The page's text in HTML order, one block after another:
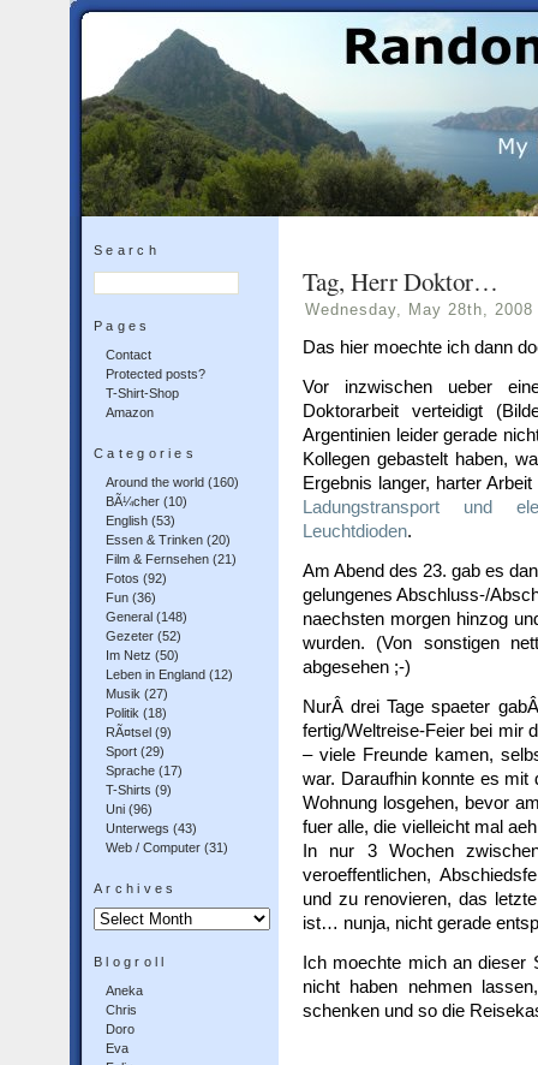
Search
Pages
Contact
Protected posts?
T-Shirt-Shop
Amazon
Categories
Around the world (160)
BÃ¼cher (10)
English (53)
Essen & Trinken (20)
Film & Fernsehen (21)
Fotos (92)
Fun (36)
General (148)
Gezeter (52)
Im Netz (50)
Leben in England (12)
Musik (27)
Politik (18)
RÃ¤tsel (9)
Sport (29)
Sprache (17)
T-Shirts (9)
Uni (96)
Unterwegs (43)
Web / Computer (31)
Archives
Archives
Blogroll
Aneka
Chris
Doro
Eva
Tag, Herr Doktor…
Wednesday, May 28th, 2008
Das hier moechte ich dann
Vor inzwischen ueber
Doktorarbeit verteidigt
Argentinien leider gerade
Kollegen gebastelt haben,
Ergebnis langer, harter
Ladungstransport und
Leuchtdioden.
Am Abend des 23. gab es
gelungenes Abschluss-/
naechsten morgen hinzog
wurden. (Von sonstigen
abgesehen ;-)
NurÂ drei Tage spaeter
fertig/Weltreise-Feier bei mir
– viele Freunde kamen,
war. Daraufhin konnte es mit
Wohnung losgehen, bevor
fuer alle, die vielleicht mal
In nur 3 Wochen
veroeffentlichen,
und zu renovieren, das
ist… nunja, nicht gerade
Ich moechte mich an dieser
nicht haben nehmen
schenken und so die